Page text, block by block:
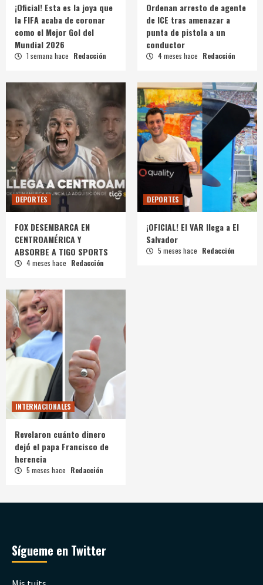
¡Oficial! Esta es la joya que
la FIFA acaba de coronar
como el Mejor Gol del
Mundial 2026
1 semana hace Redacción
Ordenan arresto de agente
de ICE tras amenazar a
punta de pistola a un
conductor
4 meses hace Redacción
DEPORTES
FOX DESEMBARCA EN
CENTROAMÉRICA Y
ABSORBE A TIGO SPORTS
4 meses hace Redacción
DEPORTES
¡OFICIAL! El VAR llega a El
Salvador
5 meses hace Redacción
INTERNACIONALES
Revelaron cuánto dinero
dejó el papa Francisco de
herencia
5 meses hace Redacción
Sígueme en Twitter